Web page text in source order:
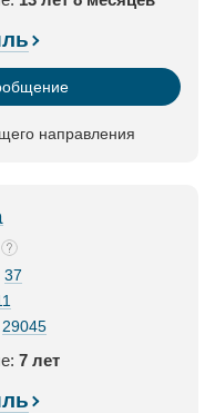
направления
37
29045
7 лет